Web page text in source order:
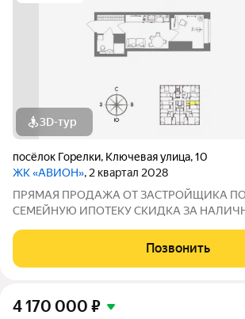
3D-тур
посёлок Горелки, Ключевая улица,10
ЖК «АВИОН», 2 квартал 2028
ПРЯМАЯ ПРОДАЖА ОТ ЗАСТРОЙЩИКА
СЕМЕЙНУЮ ИПОТЕКУ СКИДКА ЗА
31.12.2027 (не распространяется на
Предчистовая белая отделка, стяжка,
Позвонить
4 170 000 ₽